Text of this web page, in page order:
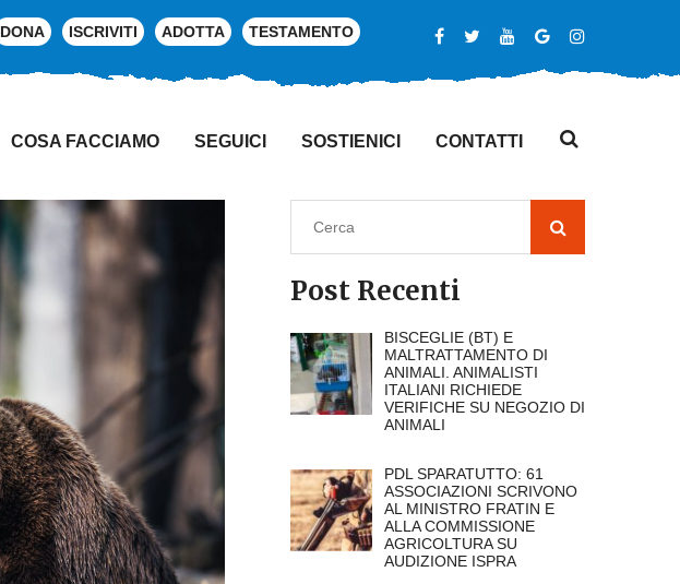
DONA ISCRIVITI ADOTTA TESTAMENTO
COSA FACCIAMO SEGUICI SOSTIENICI CONTATTI
Post Recenti
BISCEGLIE (BT) E
MALTRATTAMENTO DI
ANIMALI. ANIMALISTI
ITALIANI RICHIEDE
VERIFICHE SU NEGOZIO DI
ANIMALI
PDL SPARATUTTO: 61
ASSOCIAZIONI SCRIVONO
AL MINISTRO FRATIN E
ALLA COMMISSIONE
AGRICOLTURA SU
AUDIZIONE ISPRA